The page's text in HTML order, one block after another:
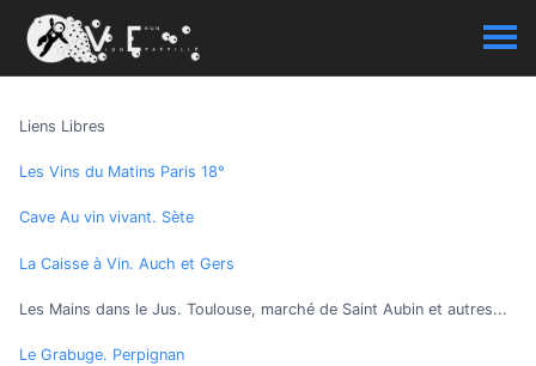
Liens Libres
Les Vins du Matins Paris 18°
Cave Au vin vivant. Sète
La Caisse à Vin. Auch et Gers
Les Mains dans le Jus. Toulouse, marché de Saint Aubin et autres...
Le Grabuge. Perpignan